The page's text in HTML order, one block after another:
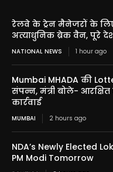
रेलवे के ट्रेन मैनेजरों के
अत्याधुनिक ब्रेक वैन, पूरे
NATIONAL NEWS 1 hour ago
Mumbai MHADA की
संपन्न, मंत्री बोले-
कार्रवाई
MUMBAI 2 hours ago
NDA’s Newly Elected
PM Modi Tomorrow